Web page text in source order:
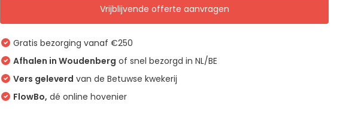
Vrijblijvende offerte aanvragen
Gratis bezorging vanaf €250
Afhalen in Woudenberg of snel bezorgd in NL/BE
Vers geleverd van de Betuwse kwekerij
FlowBo, dé online hovenier